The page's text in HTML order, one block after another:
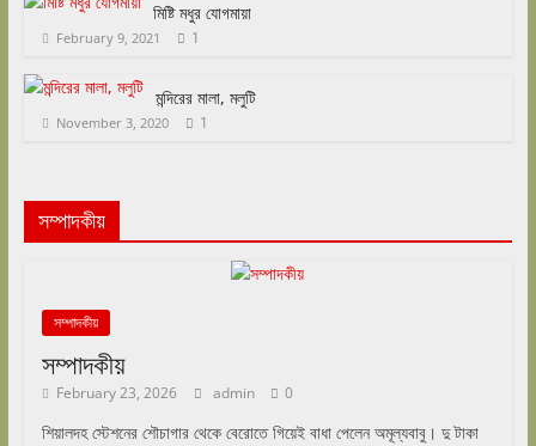
মিষ্টি মধুর যোগমায়া
February 9, 2021 1
মন্দিরের মালা, মলুটি
November 3, 2020 1
সম্পাদকীয়
সম্পাদকীয়
সম্পাদকীয়
February 23, 2026 admin 0
শিয়ালদহ স্টেশনের শৌচাগার থেকে বেরোতে গিয়েই বাধা পেলেন অমূল্যবাবু। দু টাকা